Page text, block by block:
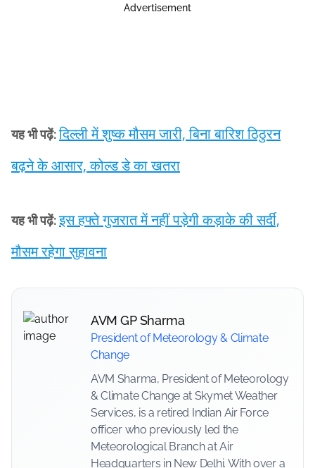
Advertisement
यह भी पढ़ें:दिल्ली में शुष्क मौसम जारी, बिना बारिश ठिठुरन
बढ़ने के आसार, कोल्ड डे का खतरा
यह भी पढ़ें:इस हफ्ते गुजरात में नहीं पड़ेगी कड़ाके की सर्दी,
मौसम रहेगा सुहावना
AVM GP Sharma
President of Meteorology & Climate
Change
AVM Sharma, President of Meteorology
& Climate Change at Skymet Weather
Services, is a retired Indian Air Force
officer who previously led the
Meteorological Branch at Air
Headquarters in New Delhi. With over a